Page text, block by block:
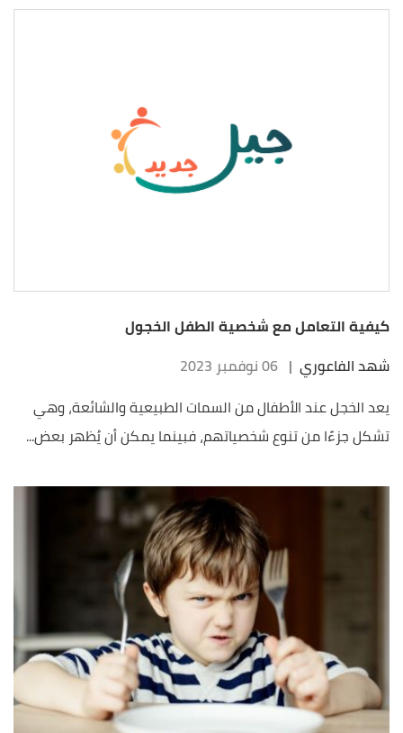
كيفية التعامل مع شخصية الطفل الخجول
شهد الفاعوري | 06 نوفمبر 2023
يعد الخجل عند الأطفال من السمات الطبيعية والشائعة، وهي
تشكل جزءًا من تنوع شخصياتهم، فبينما يمكن أن يُظهر بعض...